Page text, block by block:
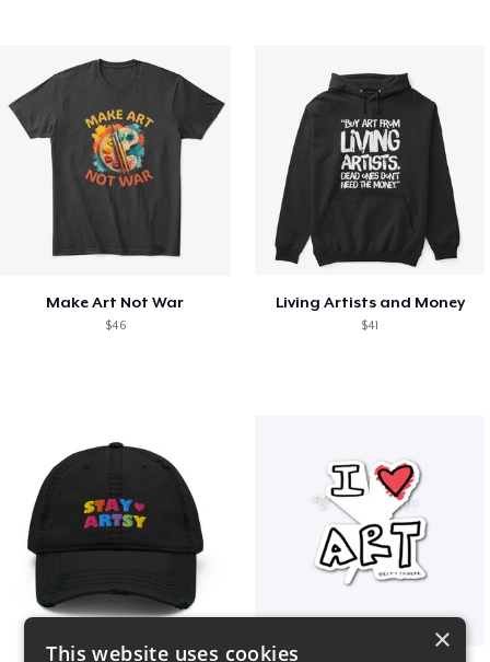
Make Art Not War
$46
Living Artists and Money
$41
×
This website uses cookies